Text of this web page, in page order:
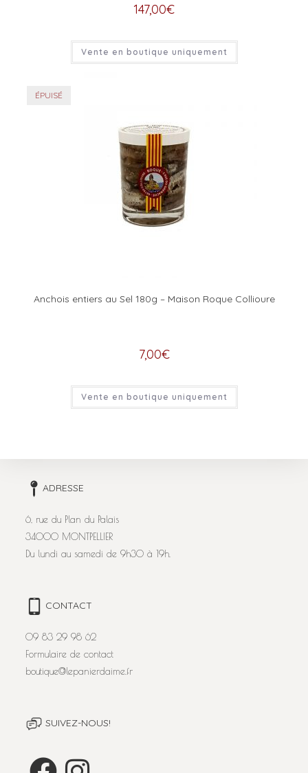
147,00€
Vente en boutique uniquement
ÉPUISÉ
Anchois entiers au Sel 180g – Maison Roque Collioure
7,00€
Vente en boutique uniquement
ADRESSE
6, rue du Plan du Palais
34000 MONTPELLIER
Du lundi au samedi de 9h30 à 19h.
CONTACT
09 83 29 98 62
Formulaire de contact
boutique@lepanierdaime.fr
SUIVEZ-NOUS!